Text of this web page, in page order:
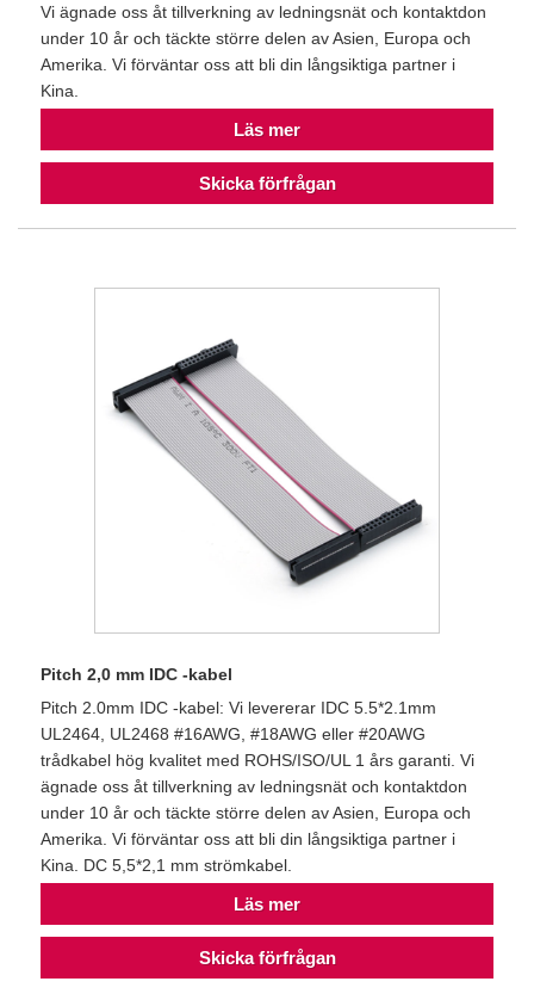
Vi ägnade oss åt tillverkning av ledningsnät och kontaktdon
under 10 år och täckte större delen av Asien, Europa och
Amerika. Vi förväntar oss att bli din långsiktiga partner i
Kina.
Läs mer
Skicka förfrågan
Pitch 2,0 mm IDC -kabel
Pitch 2.0mm IDC -kabel: Vi levererar IDC 5.5*2.1mm
UL2464, UL2468 #16AWG, #18AWG eller #20AWG
trådkabel hög kvalitet med ROHS/ISO/UL 1 års garanti. Vi
ägnade oss åt tillverkning av ledningsnät och kontaktdon
under 10 år och täckte större delen av Asien, Europa och
Amerika. Vi förväntar oss att bli din långsiktiga partner i
Kina. DC 5,5*2,1 mm strömkabel.
Läs mer
Skicka förfrågan